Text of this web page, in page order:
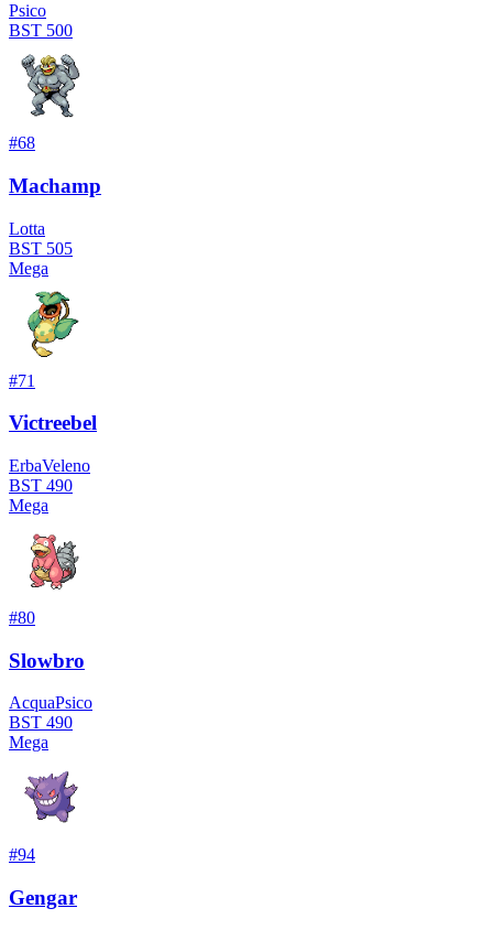
Psico
BST 500
#68
Machamp
Lotta
BST 505
Mega
#71
Victreebel
ErbaVeleno
BST 490
Mega
#80
Slowbro
AcquaPsico
BST 490
Mega
#94
Gengar